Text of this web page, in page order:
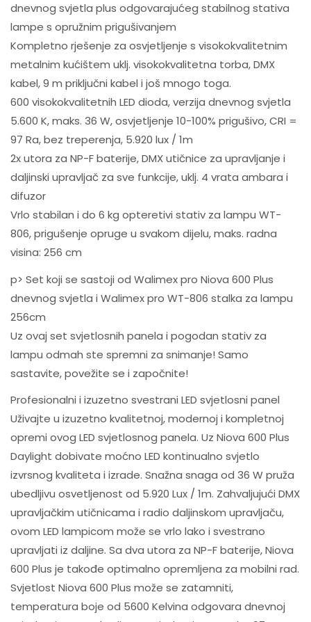
dnevnog svjetla plus odgovarajućeg stabilnog stativa
lampe s opružnim prigušivanjem
Kompletno rješenje za osvjetljenje s visokokvalitetnim
metalnim kućištem uklj. visokokvalitetna torba, DMX
kabel, 9 m priključni kabel i još mnogo toga.
600 visokokvalitetnih LED dioda, verzija dnevnog svjetla
5.600 K, maks. 36 W, osvjetljenje 10-100% prigušivo, CRI =
97 Ra, bez treperenja, 5.920 lux / 1m
2x utora za NP-F baterije, DMX utičnice za upravljanje i
daljinski upravljač za sve funkcije, uklj. 4 vrata ambara i
difuzor
Vrlo stabilan i do 6 kg opteretivi stativ za lampu WT-
806, prigušenje opruge u svakom dijelu, maks. radna
visina: 256 cm
p> Set koji se sastoji od Walimex pro Niova 600 Plus
dnevnog svjetla i Walimex pro WT-806 stalka za lampu
256cm
Uz ovaj set svjetlosnih panela i pogodan stativ za
lampu odmah ste spremni za snimanje! Samo
sastavite, povežite se i započnite!
Profesionalni i izuzetno svestrani LED svjetlosni panel
Uživajte u izuzetno kvalitetnoj, modernoj i kompletnoj
opremi ovog LED svjetlosnog panela. Uz Niova 600 Plus
Daylight dobivate moćno LED kontinualno svjetlo
izvrsnog kvaliteta i izrade. Snažna snaga od 36 W pruža
ubedljivu osvetljenost od 5.920 Lux / 1m. Zahvaljujući DMX
upravljačkim utičnicama i radio daljinskom upravljaču,
ovom LED lampicom može se vrlo lako i svestrano
upravljati iz daljine. Sa dva utora za NP-F baterije, Niova
600 Plus je takođe optimalno opremljena za mobilni rad.
Svjetlost Niova 600 Plus može se zatamniti,
temperatura boje od 5600 Kelvina odgovara dnevnoj